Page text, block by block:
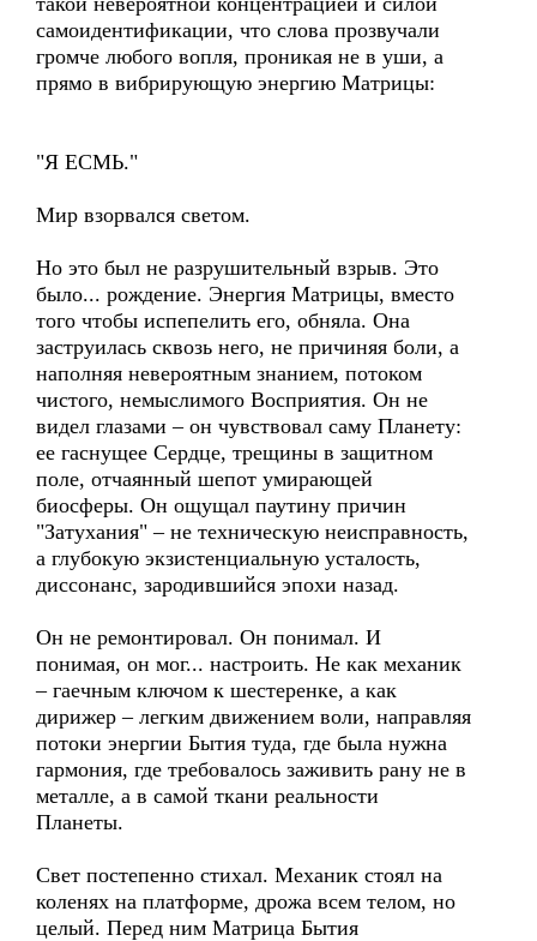
самоидентификации, что слова прозвучали
громче любого вопля, проникая не в уши, а
прямо в вибрирующую энергию Матрицы:
"Я ЕСМЬ."
Мир взорвался светом.
Но это был не разрушительный взрыв. Это
было... рождение. Энергия Матрицы, вместо
того чтобы испепелить его, обняла. Она
заструилась сквозь него, не причиняя боли, а
наполняя невероятным знанием, потоком
чистого, немыслимого Восприятия. Он не
видел глазами – он чувствовал саму Планету:
ее гаснущее Сердце, трещины в защитном
поле, отчаянный шепот умирающей
биосферы. Он ощущал паутину причин
"Затухания" – не техническую неисправность,
а глубокую экзистенциальную усталость,
диссонанс, зародившийся эпохи назад.
Он не ремонтировал. Он понимал. И
понимая, он мог... настроить. Не как механик
– гаечным ключом к шестеренке, а как
дирижер – легким движением воли, направляя
потоки энергии Бытия туда, где была нужна
гармония, где требовалось заживить рану не в
металле, а в самой ткани реальности
Планеты.
Свет постепенно стихал. Механик стоял на
коленях на платформе, дрожа всем телом, но
целый. Перед ним Матрица Бытия